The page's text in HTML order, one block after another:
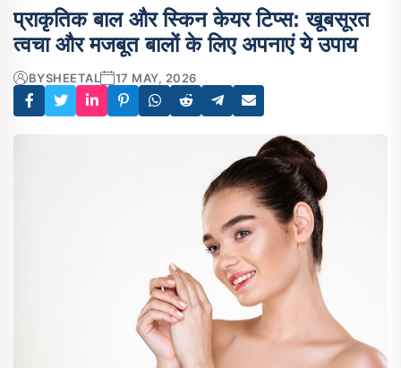
प्राकृतिक बाल और स्किन केयर टिप्स: खूबसूरत
त्वचा और मजबूत बालों के लिए अपनाएं ये उपाय
BYSHEETAL 17 MAY, 2026